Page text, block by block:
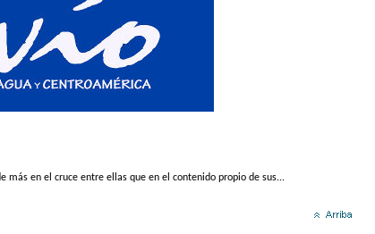
más en el cruce entre ellas que en el contenido propio de sus...